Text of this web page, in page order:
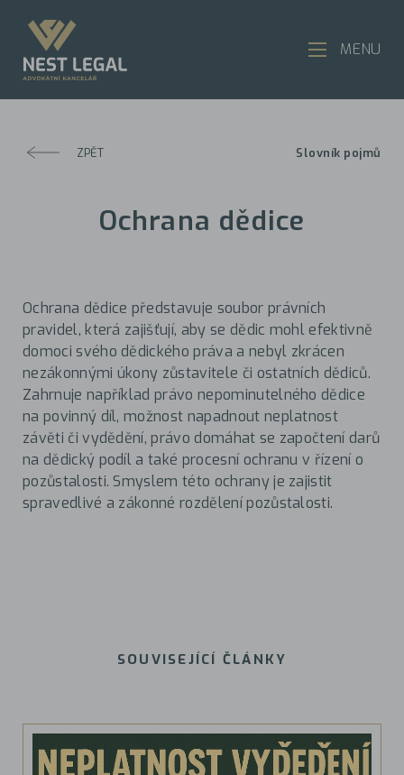
ZPĚT Slovník pojmů
Ochrana dědice
Ochrana dědice představuje soubor právních
pravidel, která zajišťují, aby se dědic mohl efektivně
domoci svého dědického práva a nebyl zkrácen
nezákonnými úkony zůstavitele či ostatních dědiců.
Zahrnuje například právo nepominutelného dědice
na povinný díl, možnost napadnout neplatnost
závěti či vydědění, právo domáhat se započtení darů
na dědický podíl a také procesní ochranu v řízení o
pozůstalosti. Smyslem této ochrany je zajistit
spravedlivé a zákonné rozdělení pozůstalosti.
SOUVISEJÍCÍ ČLÁNKY
MENU